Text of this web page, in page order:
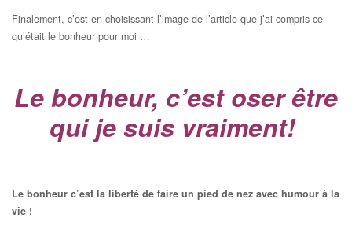
Finalement, c’est en choisissant l’image de l’article que j’ai compris ce
qu’était le bonheur pour moi …
Le bonheur, c’est oser être
qui je suis vraiment!
Le bonheur c’est la liberté de faire un pied de nez avec humour à la
vie !